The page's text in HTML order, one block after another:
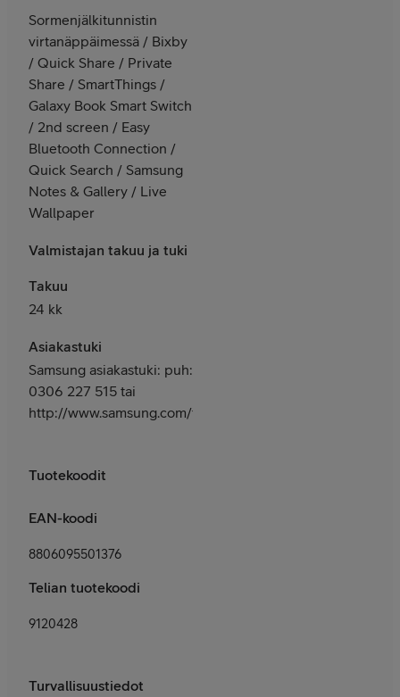
Sormenjälkitunnistin
virtanäppäimessä / Bixby
/ Quick Share / Private
Share / SmartThings /
Galaxy Book Smart Switch
/ 2nd screen / Easy
Bluetooth Connection /
Quick Search / Samsung
Notes & Gallery / Live
Wallpaper
Valmistajan takuu ja tuki
Takuu
24 kk
Asiakastuki
Samsung asiakastuki: puh:
0306 227 515 tai
http://www.samsung.com/fi/support/
Tuotekoodit
EAN-koodi
8806095501376
Telian tuotekoodi
9120428
Turvallisuustiedot